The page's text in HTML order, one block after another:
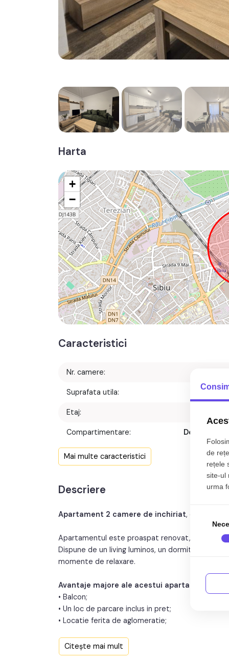
Harta
+
−
Caracteristici
Nr. camere:
Suprafata utila: 38
Etaj:
Compartimentare: Decomandat
Confort:
Nr. balcoane:
An constructie:
Mai multe caracteristici
Descriere
Apartament 2 camere de inchiriat,
Apartamentul este proaspat renovat, cu atentie
Dispune de un living luminos, un dormitor
momente de relaxare.
Avantaje majore ale acestui apartament:
• Balcon;
• Un loc de parcare inclus in pret;
• Locatie ferita de aglomeratie;
TABOO Imobiliare propune un apartament de
zona Lupeni, aflat la parter inalt intr-un imobil
Citește mai mult
de
rețele
site-ul
urma